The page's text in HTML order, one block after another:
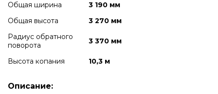
Общая ширина
3 190 мм
Общая высота
3 270 мм
Радиус обратного
поворота
3 370 мм
Высота копания 10,3 м
Описание: